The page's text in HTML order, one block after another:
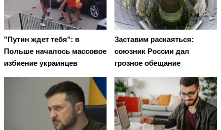
"Путин ждет тебя": в
Польше началось массовое
избиение украинцев
Заставим раскаяться:
союзник России дал
грозное обещание